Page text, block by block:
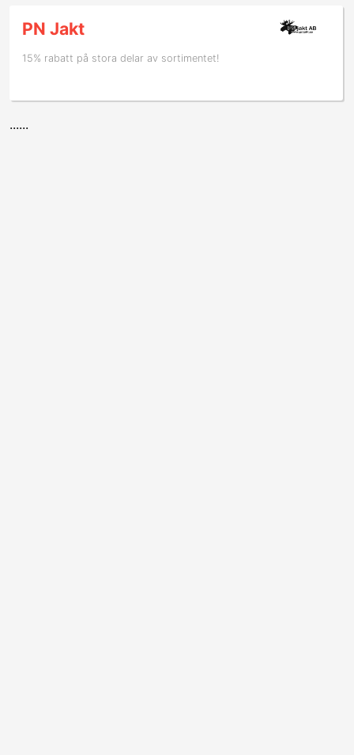
PN Jakt
15% rabatt på stora delar av sortimentet!
......